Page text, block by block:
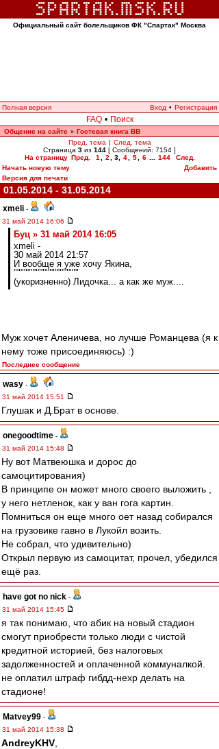
Официальный сайт болельщиков ФК "Спартак" Москва
Полная версия Вход • Регистрация
FAQ • Поиск
Общение на сайте » Гостевая книга ВВ
Пред. тема | След. тема
Страница 3 из 144 [ Сообщений: 7154 ]
На страницу Пред. 1 2 3, 4 5 6 144
След.
Начать новую тему
Добавить
Версия для печати
01.05.2014 - 31.05.2014
xmeli -
31 май 2014 16:06
Буц » 31 май 2014 16:05
xmeli -
30 май 2014 21:57
И вообще я уже хочу Якина,
"""""""""""""""""""
(укоризненно) Лидочка... а как же муж....
Муж хочет Аленичева, но лучше Романцева (я к
нему тоже присоединяюсь) :)
Последнее сообщение
wasy -
31 май 2014 15:51
Глушак и Д.Брат в основе.
onegoodtime -
31 май 2014 15:48
Ну вот Матвеюшка и дорос до
самоцитирования)
В принципе он может много своего выложить ,
у него нетленок, как у ван гога картин.
Помниться он еще много оет назад собирался
на грузовике гавно в Лукойл возить.
Не собрал, что удивительно)
Открыл первую из самоцитат, прочел, убедился
ещё раз.
have got no nick -
31 май 2014 15:45
я так понимаю, что абик на новый стадион
смогут приобрести только люди с чистой
кредитной историей, без налоговых
задолженностей и оплаченной коммуналкой.
не оплатил штраф гибдд-нехр делать на
стадионе!
Matvey99 -
31 май 2014 15:38
AndreyKHV